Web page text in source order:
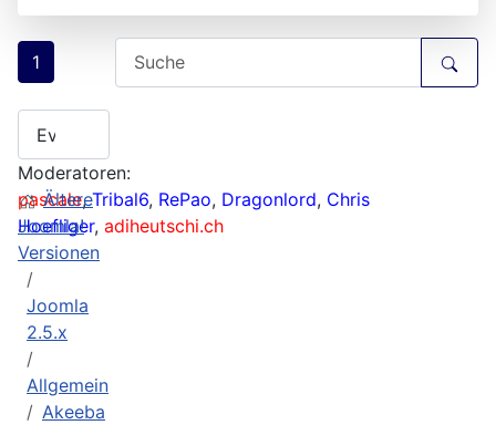
1
Moderatoren:
pascale,Tribal6, RePao, Dragonlord, Chris
Hoefliger, adiheutschi.ch
Ältere
Joomla!
Versionen
Joomla
2.5.x
Allgemein
Akeeba